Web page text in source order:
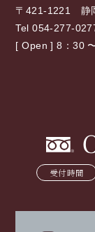
〒421-1221 静
Tel 054-277-
[ Open ] 8：30
受付時間